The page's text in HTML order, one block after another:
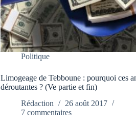
Politique
Limogeage de Tebboune : pourquoi ces
déroutantes ? (Ve partie et fin)
Rédaction
26 août 2017
7 commentaires